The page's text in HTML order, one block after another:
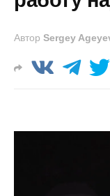
Автор Sergey